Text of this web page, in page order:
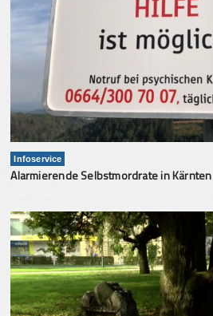
Infoservice
Alarmierende Selbstmordrate in Kärnten